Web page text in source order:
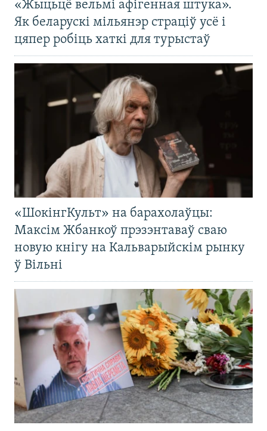
«Жыцьцё вельмі афігенная штука».
Як беларускі мільянэр страціў усё і
цяпер робіць хаткі для турыстаў
«ШокінгКульт» на барахолаўцы:
Максім Жбанкоў прэзэнтаваў сваю
новую кнігу на Кальварыйскім рынку
ў Вільні